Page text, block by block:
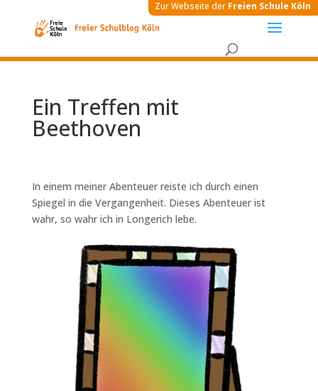
Zur Webseite der Freien Schule Köln
Ein Treffen mit
Beethoven
In einem meiner Abenteuer reiste ich durch einen
Spiegel in die Vergangenheit. Dieses Abenteuer ist
wahr, so wahr ich in Longerich lebe.